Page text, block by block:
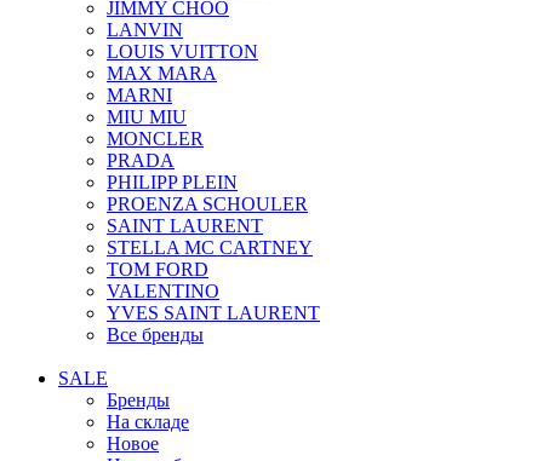
JIMMY CHOO
LANVIN
LOUIS VUITTON
MAX MARA
MARNI
MIU MIU
MONCLER
PRADA
PHILIPP PLEIN
PROENZA SCHOULER
SAINT LAURENT
STELLA MC CARTNEY
TOM FORD
VALENTINO
YVES SAINT LAURENT
Все бренды
SALE
Бренды
На складе
Новое